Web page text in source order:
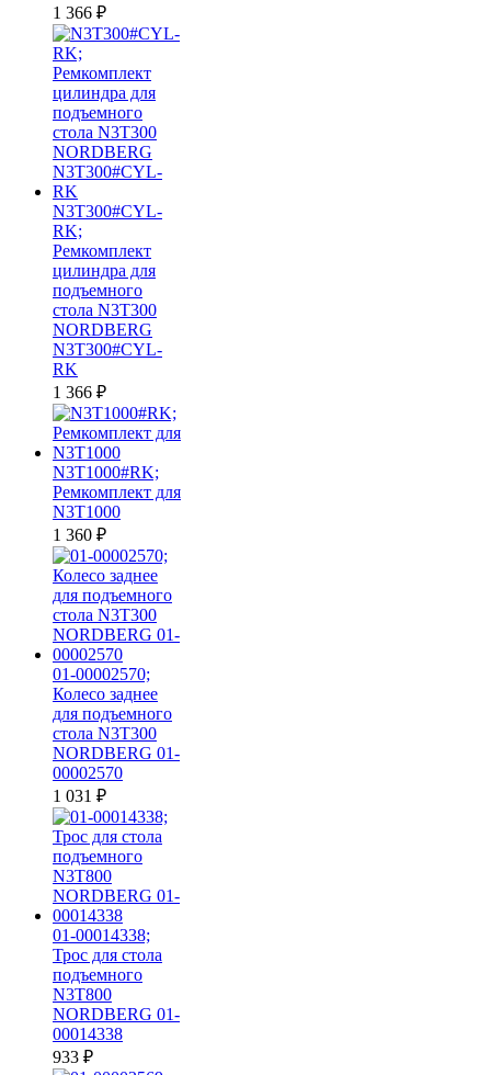
1 366 ₽
N3T300#CYL-
RK;
Ремкомплект
цилиндра для
подъемного
стола N3T300
NORDBERG
N3T300#CYL-
RK
1 366 ₽
N3T1000#RK;
Ремкомплект для
N3T1000
1 360 ₽
01-00002570;
Колесо заднее
для подъемного
стола N3T300
NORDBERG 01-
00002570
1 031 ₽
01-00014338;
Трос для стола
подъемного
N3T800
NORDBERG 01-
00014338
933 ₽